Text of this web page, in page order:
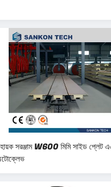
সরঞ্জাম W600 মিমি সাইড প্লেট